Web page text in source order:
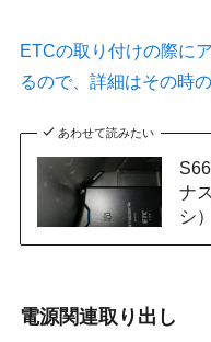
ETCの取り付けの際に
るので、詳細はその時
あわせて読みたい
ナ
シ）
電源関連取り出し